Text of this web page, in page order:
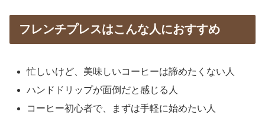
フレンチプレスはこんな人におすすめ
忙しいけど、美味しいコーヒーは諦めたくない人
ハンドドリップが面倒だと感じる人
コーヒー初心者で、まずは手軽に始めたい人